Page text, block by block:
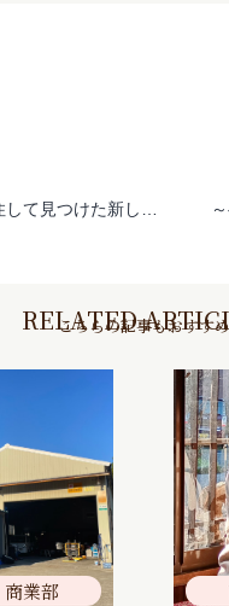
RELATED
こちらの記事もおすすめ
商業部